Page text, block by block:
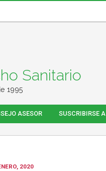
Sanitario
1995
ASESOR SUSCRIBIRSE
2020